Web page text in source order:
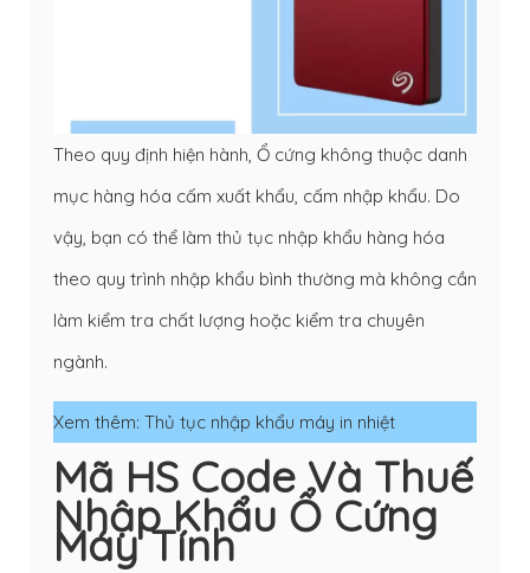
Theo quy định hiện hành, Ổ cứng không thuộc danh
mục hàng hóa cấm xuất khẩu, cấm nhập khẩu. Do
vậy, bạn có thể làm thủ tục nhập khẩu hàng hóa
theo quy trình nhập khẩu bình thường mà không cần
làm kiểm tra chất lượng hoặc kiểm tra chuyên
ngành.
Xem thêm: Thủ tục nhập khẩu máy in nhiệt
Mã HS Code Và Thuế
Nhập Khẩu Ổ Cứng
Máy Tính